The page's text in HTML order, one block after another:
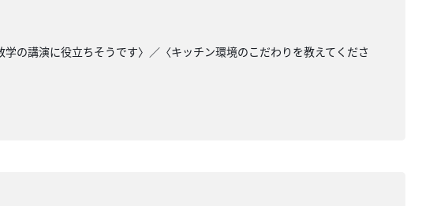
の講演に役立ちそうです〉／〈キッチン環境のこだわりを教えてくださ